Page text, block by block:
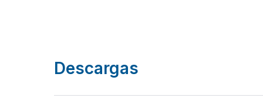
Descargas